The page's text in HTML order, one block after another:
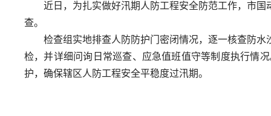
近日，为扎实做好汛期人防工程安全防范工作，市
查。
检查组实地排查人防防护门密闭情况，逐一核查防
检，并详细问询日常巡查、应急值班值守等制度执行情
护，确保辖区人防工程安全平稳度过汛期。